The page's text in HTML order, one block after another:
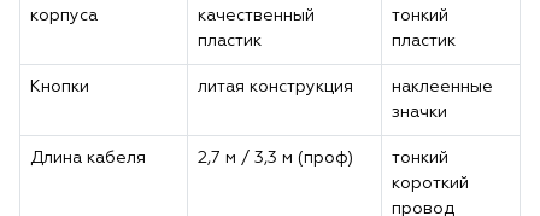
корпуса
качественный
пластик
тонкий
пластик
Кнопки литая конструкция
наклеенные
значки
Длина кабеля 2,7 м / 3,3 м (проф)
тонкий
короткий
провод